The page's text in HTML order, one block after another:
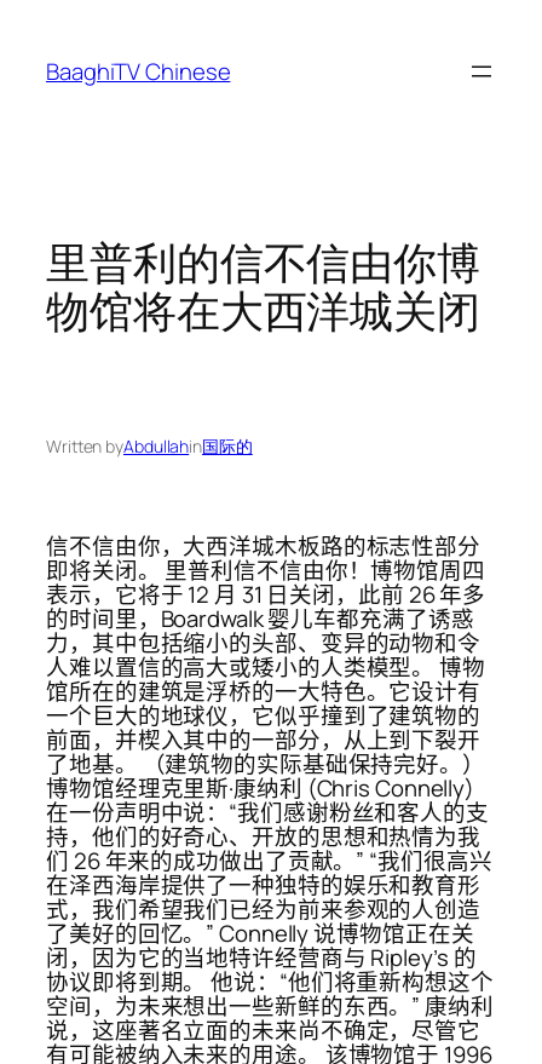
content
BaaghiTV Chinese
里普利的信不信由你博
物馆将在大西洋城关闭
Written byAbdullahin国际的
信不信由你，大西洋城木板路的标志性部分
即将关闭。 里普利信不信由你！博物馆周四
表示，它将于 12 月 31 日关闭，此前 26 年多
的时间里，Boardwalk 婴儿车都充满了诱惑
力，其中包括缩小的头部、变异的动物和令
人难以置信的高大或矮小的人类模型。 博物
馆所在的建筑是浮桥的一大特色。它设计有
一个巨大的地球仪，它似乎撞到了建筑物的
前面，并楔入其中的一部分，从上到下裂开
了地基。 （建筑物的实际基础保持完好。）
博物馆经理克里斯·康纳利 (Chris Connelly)
在一份声明中说：“我们感谢粉丝和客人的支
持，他们的好奇心、开放的思想和热情为我
们 26 年来的成功做出了贡献。” “我们很高兴
在泽西海岸提供了一种独特的娱乐和教育形
式，我们希望我们已经为前来参观的人创造
了美好的回忆。” Connelly 说博物馆正在关
闭，因为它的当地特许经营商与 Ripley’s 的
协议即将到期。 他说：“他们将重新构想这个
空间，为未来想出一些新鲜的东西。” 康纳利
说，这座著名立面的未来尚不确定，尽管它
有可能被纳入未来的用途。 该博物馆于 1996